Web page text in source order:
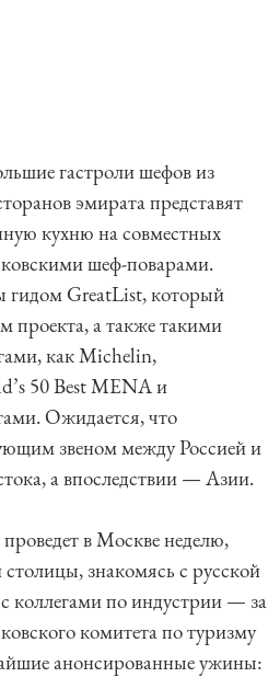
гастроли шефов из
эмирата представят
кухню на совместных
шеф-поварами.
гидом GreatList, который
проекта, а также такими
как Michelin,
50 Best MENA и
Ожидается, что
звеном между Россией и
а впоследствии — Азии.
в Москве неделю,
знакомясь с русской
с коллегами по индустрии — за
комитета по туризму
анонсированные ужины: